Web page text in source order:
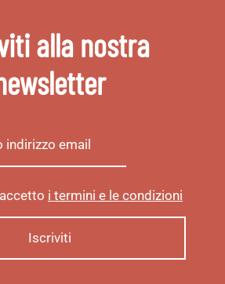
alla nostra
i termini e le condizioni